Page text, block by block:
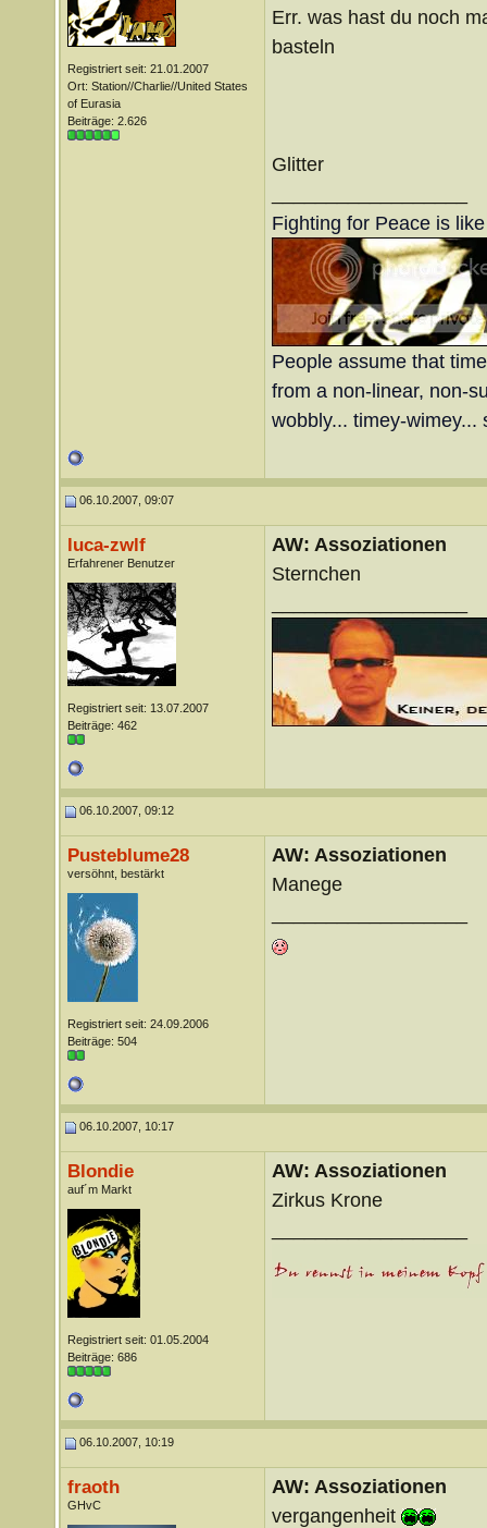
Registriert seit: 21.01.2007
Ort: Station//Charlie//United States
of Eurasia
Beiträge: 2.626
Err. was hast du noch
basteln
Glitter
Fighting for Peace is
People assume that
from a non-linear, non-
wobbly... timey-wimey...
06.10.2007, 09:07
luca-zwlf
Erfahrener Benutzer
Registriert seit: 13.07.2007
Beiträge: 462
AW: Assoziationen
Sternchen
06.10.2007, 09:12
Pusteblume28
versöhnt, bestärkt
Registriert seit: 24.09.2006
Beiträge: 504
AW: Assoziationen
Manege
06.10.2007, 10:17
Blondie
auf´m Markt
Registriert seit: 01.05.2004
Beiträge: 686
AW: Assoziationen
Zirkus Krone
06.10.2007, 10:19
fraoth
GHvC
AW: Assoziationen
vergangenheit